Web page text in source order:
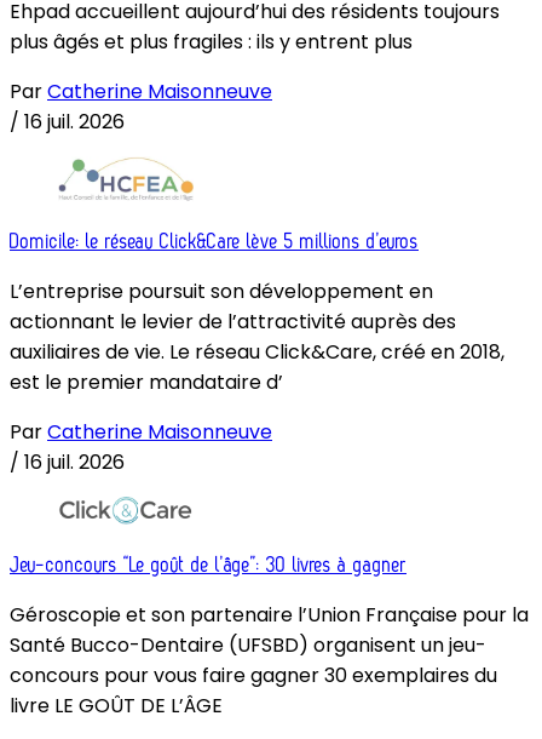
Ehpad accueillent aujourd’hui des résidents toujours
plus âgés et plus fragiles : ils y entrent plus
ParCatherine Maisonneuve
/ 16 juil. 2026
Domicile: le réseau Click&Care lève 5 millions d’euros
L’entreprise poursuit son développement en
actionnant le levier de l’attractivité auprès des
auxiliaires de vie. Le réseau Click&Care, créé en 2018,
est le premier mandataire d’
ParCatherine Maisonneuve
/ 16 juil. 2026
Jeu-concours “Le goût de l’âge”: 30 livres à gagner
Géroscopie et son partenaire l’Union Française pour la
Santé Bucco-Dentaire (UFSBD) organisent un jeu-
concours pour vous faire gagner 30 exemplaires du
livre LE GOÛT DE L’ÂGE